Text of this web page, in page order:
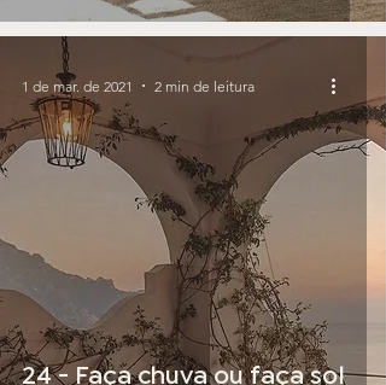
24 - Faça chuva ou faça sol
1 de mar. de 2021 2 min de leitura